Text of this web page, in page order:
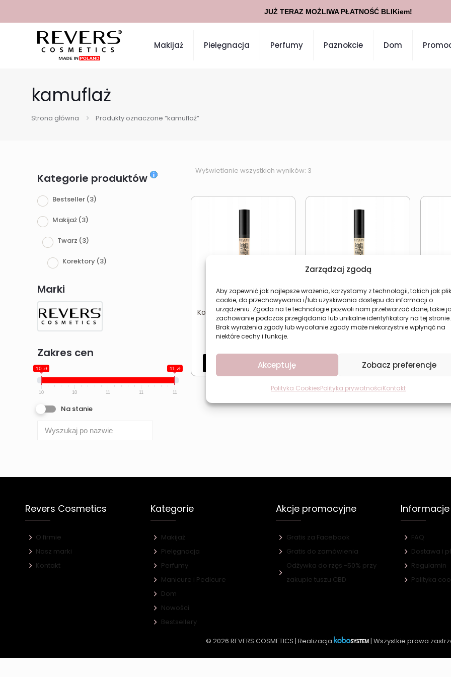
Zarządzaj zgodą
Aby zapewnić jak najlepsze wrażenia, korzystamy z technologii, takich jak
cookie, do przechowywania i/lub uzyskiwania dostępu do informacji o
urządzeniu. Zgoda na te technologie pozwoli nam przetwarzać dane, takie
zachowanie podczas przeglądania lub unikalne identyfikatory na tej stronie.
Brak wyrażenia zgody lub wycofanie zgody może niekorzystnie wpłynąć na
niektóre cechy i funkcje.
Akceptuję Zobacz preferencje
Polityka CookiesPolityka prywatnościKontakt
Makijaż Pielęgnacja Perfumy Paznokcie Dom
kamuflaż
Strona główna Produkty oznaczone “kamuflaż”
Kategorie produktów
Bestseller (3)
Makijaż (3)
Twarz (3)
Korektory (3)
Marki
Zakres cen
10 zł 11 zł
10 10 11 11 11
Na stanie
Wyświetlanie wszystkich wyników: 3
Korektor w płynie 101 Beige
REVERS Camouflage
10,36zł
Dodaj do koszyka
Korektor w płynie 102 Nude
REVERS CAMOUFLAGE
10,36
Dodaj do koszyka
Revers Cosmetics
O firmie
Nasz marki
Kontakt
Kategorie
Makijaż
Pielęgnacja
Perfumy
Manicure i Pedicure
Dom
Nowości
Bestsellery
Akcje promocyjne
Gratis za Facebook
Gratis do zamówienia
Odżywka do rzęs -50% przy
zakupie tuszu CBD
Informacje
FAQ
Dostawa i
Regulamin
Polityka
© 2026 REVERS COSMETICS | Realizacja | Wszystkie prawa
JUŻ TERAZ MOŻLIWA PŁATNOŚĆ BLIKiem!